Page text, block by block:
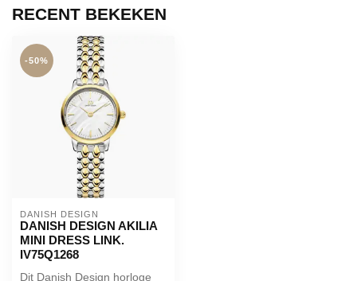
RECENT BEKEKEN
-50%
DANISH DESIGN
DANISH DESIGN AKILIA
MINI DRESS LINK.
IV75Q1268
Dit Danish Design horloge